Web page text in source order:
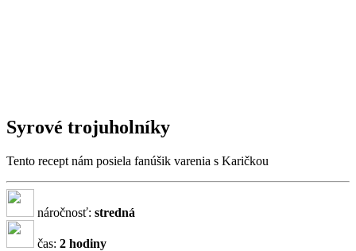
Syrové trojuholníky
Tento recept nám posiela fanúšik varenia s Karičkou
náročnosť: stredná
čas: 2 hodiny